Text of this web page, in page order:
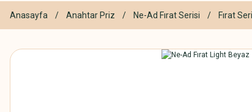
Anasayfa Anahtar Priz Ne-Ad Fırat Serisi Fırat